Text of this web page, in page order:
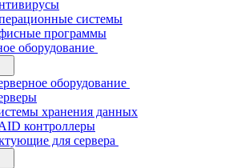
системы
программы
оборудование
оборудование
хранения данных
контроллеры
для сервера